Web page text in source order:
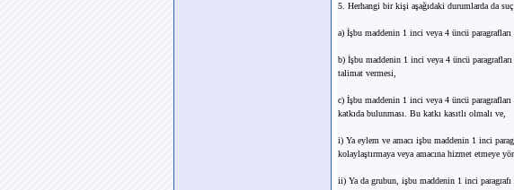
5. Herhangi bir kişi aşağıdaki durumlarda da
a) İşbu maddenin 1 inci veya 4 üncü
b) İşbu maddenin 1 inci veya 4 üncü
talimat vermesi,
c) İşbu maddenin 1 inci veya 4 üncü
katkıda bulunması. Bu katkı kasıtlı olmalı ve,
i) Ya eylem ve amacı işbu maddenin 1 inci
kolaylaştırmaya veya amacına hizmet etmeye
ii) Ya da grubun, işbu maddenin 1 inci